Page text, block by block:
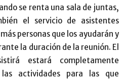
se renta una sala de juntas,
el servicio de asistentes
personas que los ayudarán y
la duración de la reunión. El
estará completamente
actividades para las que